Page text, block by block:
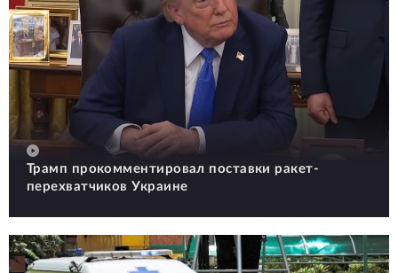
Трамп прокомментировал поставки ракет-
перехватчиков Украине